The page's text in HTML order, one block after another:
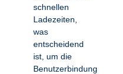
schnellen
Ladezeiten,
was
entscheidend
ist, um die
Benutzerbindung